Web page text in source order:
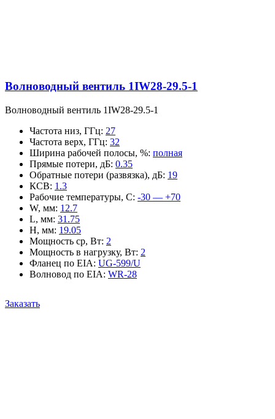
Волноводный вентиль 1IW28-29.5-1
Волноводный вентиль 1IW28-29.5-1
Частота низ, ГГц: 27
Частота верх, ГГц: 32
Ширина рабочей полосы, %: полная
Прямые потери, дБ: 0.35
Обратные потери (развязка), дБ: 19
КСВ: 1.3
Рабочие температуры, С: -30 — +70
W, мм: 12.7
L, мм: 31.75
H, мм: 19.05
Мощность ср, Вт: 2
Мощность в нагрузку, Вт: 2
Фланец по EIA: UG-599/U
Волновод по EIA: WR-28
Заказать